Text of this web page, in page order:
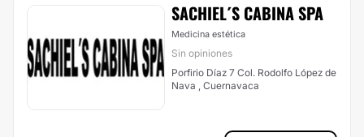
SACHIEL´S CABINA SPA
Medicina estética
Sin opiniones
Porfirio Díaz 7 Col. Rodolfo López de
Nava , Cuernavaca